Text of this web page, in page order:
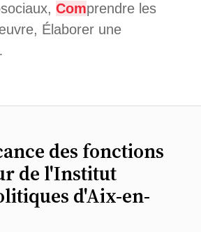
Comprendre les
Élaborer une
des fonctions
de l'Institut
d'Aix-en-